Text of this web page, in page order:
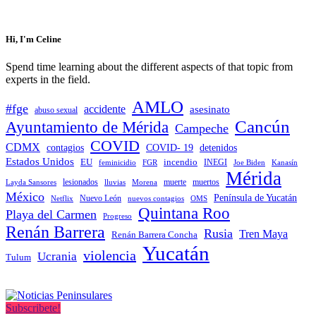
Hi, I'm Celine
Spend time learning about the different aspects of that topic from
experts in the field.
#fge abuso sexual accidente AMLO asesinato
Ayuntamiento de Mérida Campeche Cancún
CDMX contagios COVID COVID- 19 detenidos
Estados Unidos EU feminicidio FGR incendio INEGI Joe Biden Kanasín
Layda Sansores lesionados lluvias Morena muerte muertos Mérida
México Netflix Nuevo León nuevos contagios OMS Península de Yucatán
Playa del Carmen Progreso Quintana Roo
Renán Barrera Renán Barrera Concha Rusia Tren Maya
Tulum Ucrania violencia Yucatán
Subscribete!